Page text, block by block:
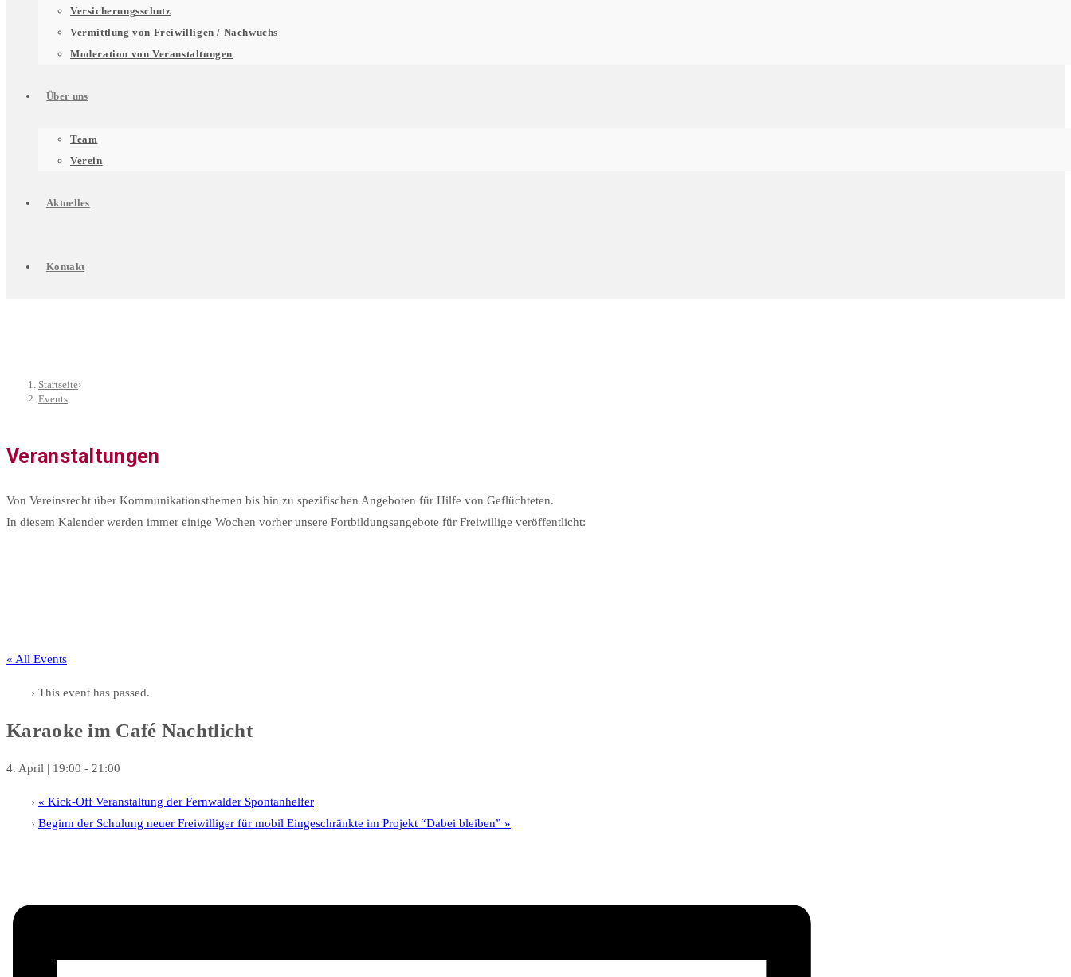
Versicherungsschutz
Vermittlung von Freiwilligen / Nachwuchs
Moderation von Veranstaltungen
Über uns
Team
Verein
Aktuelles
Kontakt
Startseite›
Events
Veranstaltungen
Von Vereinsrecht über Kommunikationsthemen bis hin zu spezifischen Angeboten für Hilfe von Geflüchteten.
In diesem Kalender werden immer einige Wochen vorher unsere Fortbildungsangebote für Freiwillige veröffentlicht:
« All Events
This event has passed.
Karaoke im Café Nachtlicht
4. April | 19:00 - 21:00
« Kick-Off Veranstaltung der Fernwalder Spontanhelfer
Beginn der Schulung neuer Freiwilliger für mobil Eingeschränkte im Projekt “Dabei bleiben” »